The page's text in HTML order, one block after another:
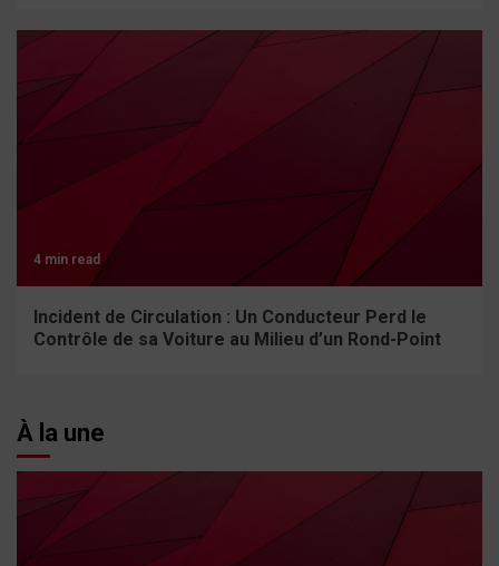
4 min read
Incident de Circulation : Un Conducteur Perd le
Contrôle de sa Voiture au Milieu d’un Rond-Point
À la une